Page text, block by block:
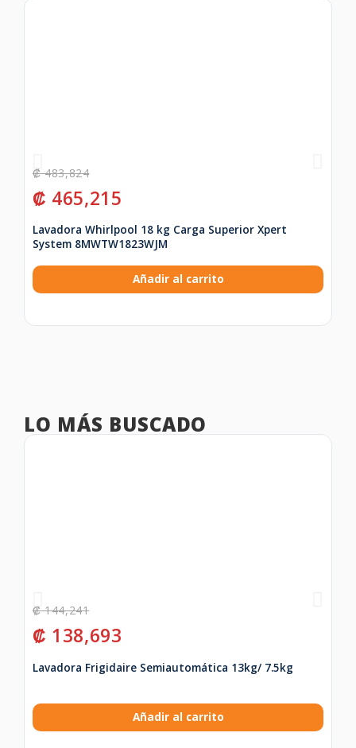
₡483,824
₡ 465,215
Lavadora Whirlpool 18 kg Carga Superior Xpert
System 8MWTW1823WJM
Añadir al carrito
LO MÁS BUSCADO
₡144,241
₡ 138,693
Lavadora Frigidaire Semiautomática 13kg/ 7.5kg
Añadir al carrito